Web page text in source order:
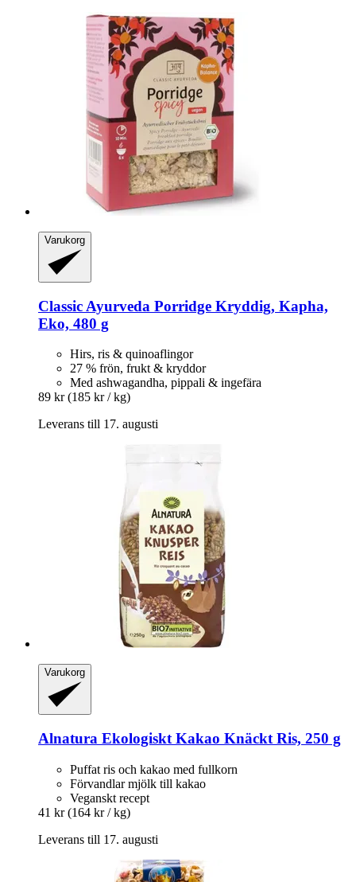
Varukorg
Classic Ayurveda Porridge Kryddig, Kapha,
Eko, 480 g
Hirs, ris & quinoaflingor
27 % frön, frukt & kryddor
Med ashwagandha, pippali & ingefära
89 kr (185 kr / kg)
Leverans till 17. augusti
Varukorg
Alnatura Ekologiskt Kakao Knäckt Ris, 250 g
Puffat ris och kakao med fullkorn
Förvandlar mjölk till kakao
Veganskt recept
41 kr (164 kr / kg)
Leverans till 17. augusti